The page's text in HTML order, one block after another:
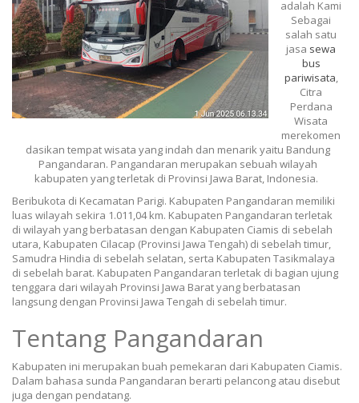
adalah Kami
Sebagai
salah satu
jasa sewa
bus
pariwisata,
Citra
Perdana
Wisata
merekomen
dasikan tempat wisata yang indah dan menarik yaitu Bandung
Pangandaran. Pangandaran merupakan sebuah wilayah
kabupaten yang terletak di Provinsi Jawa Barat, Indonesia.
Beribukota di Kecamatan Parigi. Kabupaten Pangandaran memiliki
luas wilayah sekira 1.011,04 km. Kabupaten Pangandaran terletak
di wilayah yang berbatasan dengan Kabupaten Ciamis di sebelah
utara, Kabupaten Cilacap (Provinsi Jawa Tengah) di sebelah timur,
Samudra Hindia di sebelah selatan, serta Kabupaten Tasikmalaya
di sebelah barat. Kabupaten Pangandaran terletak di bagian ujung
tenggara dari wilayah Provinsi Jawa Barat yang berbatasan
langsung dengan Provinsi Jawa Tengah di sebelah timur.
Tentang Pangandaran
Kabupaten ini merupakan buah pemekaran dari Kabupaten Ciamis.
Dalam bahasa sunda Pangandaran berarti pelancong atau disebut
juga dengan pendatang.